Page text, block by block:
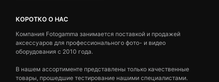
КОРОТКО О НАС
Компания Fotogamma занимается поставкой и продажей
аксессуаров для профессионального фото- и видео
оборудования с 2010 года.
В нашем ассортименте представлены только качественные
товары, прошедшие тестирование нашими специалистами.